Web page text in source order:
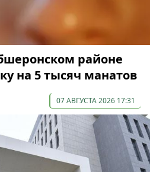
районе
на 5 тысяч манатов
07 АВГУСТА 2026 17:31